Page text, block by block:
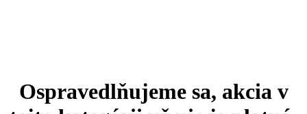
Ospravedlňujeme sa, akcia v